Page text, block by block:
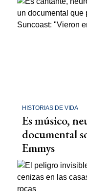
HISTORIAS DE VIDA
Es músico,
documental
Emmys